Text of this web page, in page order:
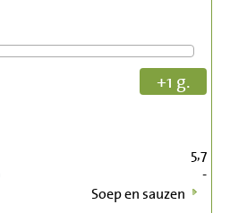
+1 g.
5,7
-
Soep en sauzen